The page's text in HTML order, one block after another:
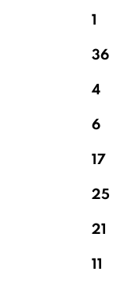
1
36
4
6
17
25
21
11